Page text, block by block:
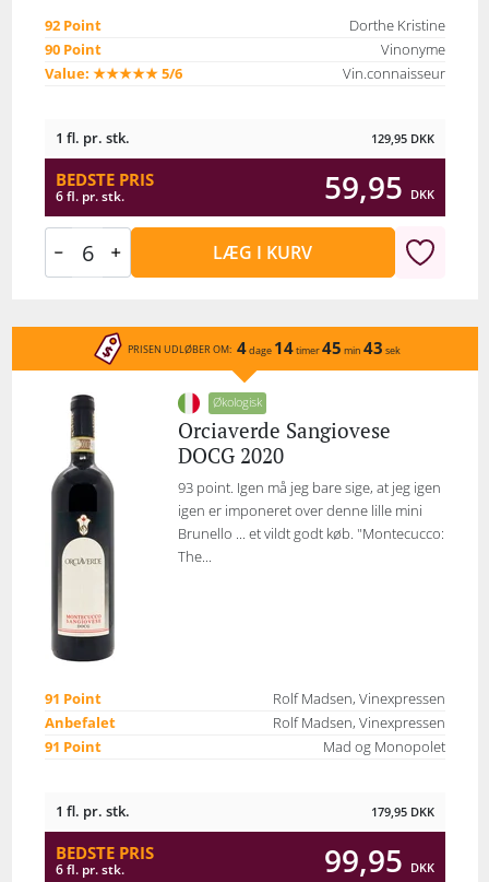
92 Point
Dorthe Kristine
90 Point
Vinonyme
Value: ★★★★★ 5/6
Vin.connaisseur
1 fl. pr. stk. 129,95 DKK
BEDSTE PRIS
6 fl. pr. stk. 59,95 DKK
LÆG I KURV
PRISEN UDLØBER OM: 4dage 14timer45 min 43 sek
Økologisk
Orciaverde Sangiovese
DOCG 2020
93 point. Igen må jeg bare sige, at jeg igen
igen er imponeret over denne lille mini
Brunello ... et vildt godt køb. "Montecucco:
The...
91 Point
Rolf Madsen, Vinexpressen
Anbefalet
Rolf Madsen, Vinexpressen
91 Point
Mad og Monopolet
1 fl. pr. stk. 179,95 DKK
BEDSTE PRIS
6 fl. pr. stk. 99,95 DKK